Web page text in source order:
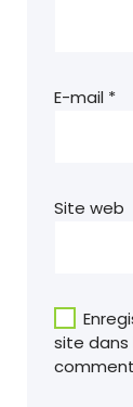
E-mail *
Site web
site dans